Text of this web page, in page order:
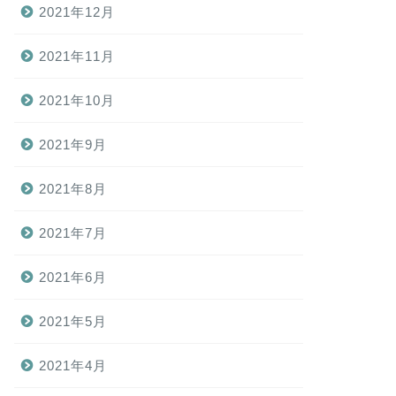
2021年12月
2021年11月
2021年10月
2021年9月
2021年8月
2021年7月
2021年6月
2021年5月
2021年4月